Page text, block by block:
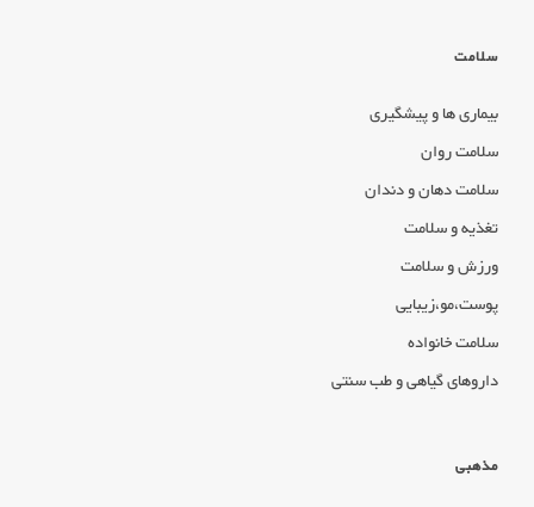
سلامت
بیماری ها و پیشگیری
سلامت روان
سلامت دهان و دندان
تغذیه و سلامت
ورزش و سلامت
پوست،مو،زیبایی
سلامت خانواده
داروهای گیاهی و طب سنتی
مذهبی